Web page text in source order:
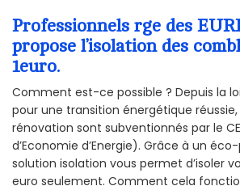
Professionnels rge des
propose l’isolation des
1euro.
Comment est-ce possible ? Depuis la loi
pour une transition énergétique
rénovation sont subventionnés par le
d’Economie d’Energie). Grâce à un
solution isolation vous permet d’isoler
euro seulement. Comment cela